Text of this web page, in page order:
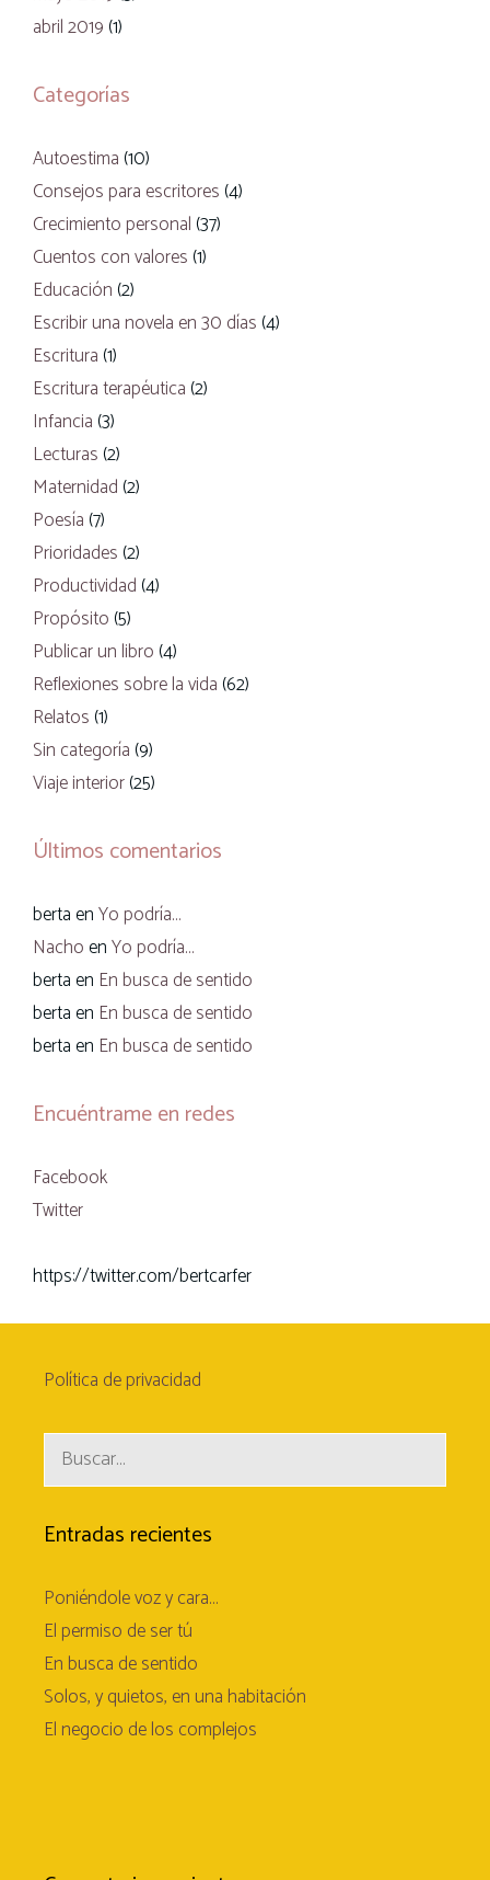
abril 2019 (1)
Categorías
Autoestima (10)
Consejos para escritores (4)
Crecimiento personal (37)
Cuentos con valores (1)
Educación (2)
Escribir una novela en 30 días (4)
Escritura (1)
Escritura terapéutica (2)
Infancia (3)
Lecturas (2)
Maternidad (2)
Poesía (7)
Prioridades (2)
Productividad (4)
Propósito (5)
Publicar un libro (4)
Reflexiones sobre la vida (62)
Relatos (1)
Sin categoría (9)
Viaje interior(25)
Últimos comentarios
bertaenYo podría…
NachoenYo podría…
bertaen En busca de sentido
bertaen En busca de sentido
bertaen En busca de sentido
Encuéntrame en redes
Facebook
Twitter
https://twitter.com/bertcarfer
Política de privacidad
Buscar:
Entradas recientes
Poniéndole voz y cara…
El permiso de ser tú
En busca de sentido
Solos, y quietos, en una habitación
El negocio de los complejos